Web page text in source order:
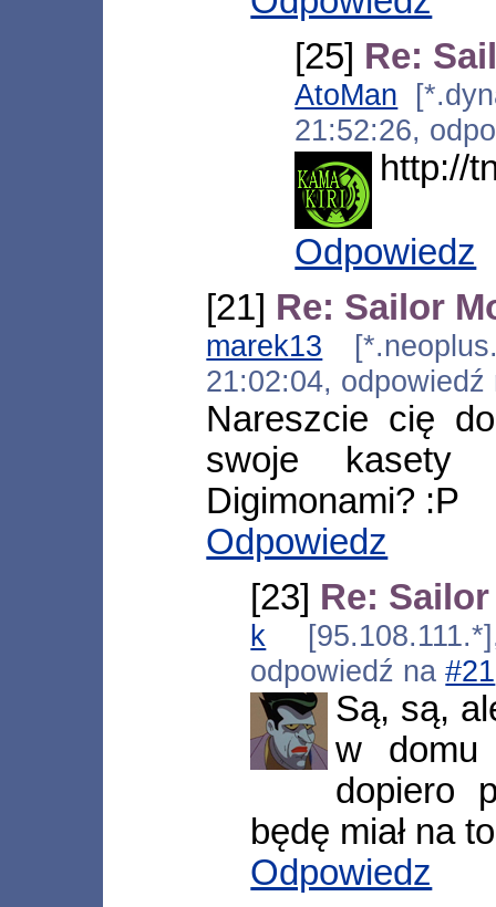
[25] Re:
AtoMan
21:52:26,
http://
Odpowiedz
[21] Re: Sailor
marek13
21:02:04,
Nareszcie cię
swoje kasety
Digimonami? :P
Odpowiedz
[23] Re:
k
odpowiedź na#21
Są, są,
w domu
dopiero
będę miał na
Odpowiedz